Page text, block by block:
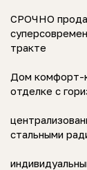
СРОЧНО
тракте
Дом комфорт-
отделке с
стальными